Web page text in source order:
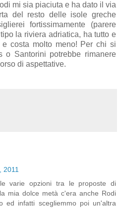
mi sia piaciuta e ha dato il via
del resto delle isole greche
fortissimamente (parere
la riviera adriatica, ha tutto e
costa molto meno! Per chi si
o Santorini potrebbe rimanere
di aspettative.
2011
varie opzioni tra le proposte di
mia dolce metà c'era anche Rodi
ed infatti scegliemmo poi un'altra